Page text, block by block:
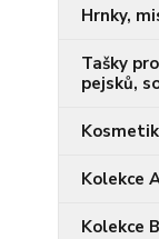
Hrnky,
Tašky
pejsků,
Kolekce
Kolekce